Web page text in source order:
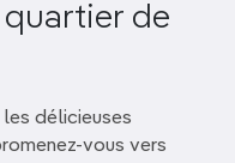
de
délicieuses
vous vers